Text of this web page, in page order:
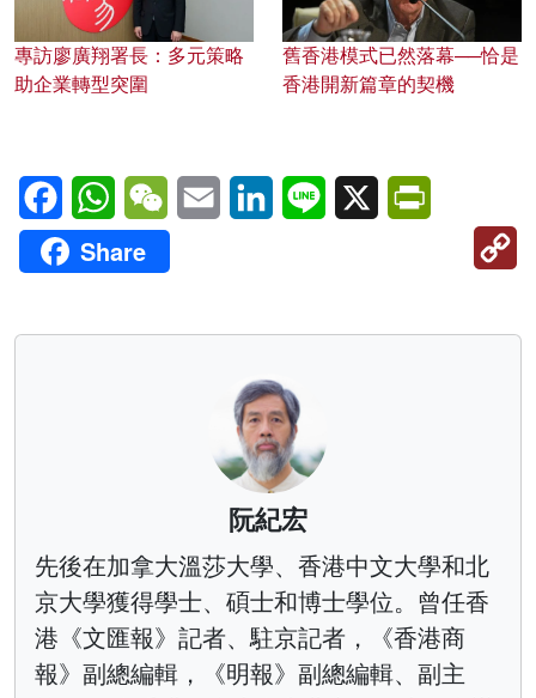
專訪廖廣翔署長：多元策略
助企業轉型突圍
舊香港模式已然落幕──恰是
香港開新篇章的契機
FacebookWhatsAppWeChatEmail LinkedInLine X
Share
阮紀宏
先後在加拿大溫莎大學、香港中文大學和北
京大學獲得學士、碩士和博士學位。曾任香
港《文匯報》記者、駐京記者，《香港商
報》副總編輯，《明報》副總編輯、副主